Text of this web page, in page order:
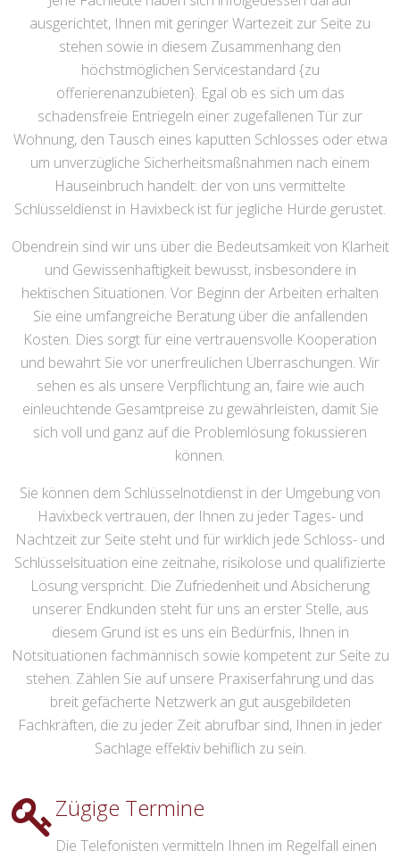
ausgerichtet, Ihnen mit geringer Wartezeit zur Seite zu
stehen sowie in diesem Zusammenhang den
höchstmöglichen Servicestandard {zu
offerierenanzubieten}. Egal ob es sich um das
schadensfreie Entriegeln einer zugefallenen Tür zur
Wohnung, den Tausch eines kaputten Schlosses oder etwa
um unverzügliche Sicherheitsmaßnahmen nach einem
Hauseinbruch handelt: der von uns vermittelte
Schlüsseldienst in Havixbeck ist für jegliche Hürde gerüstet.
Obendrein sind wir uns über die Bedeutsamkeit von Klarheit
und Gewissenhaftigkeit bewusst, insbesondere in
hektischen Situationen. Vor Beginn der Arbeiten erhalten
Sie eine umfangreiche Beratung über die anfallenden
Kosten. Dies sorgt für eine vertrauensvolle Kooperation
und bewahrt Sie vor unerfreulichen Überraschungen. Wir
sehen es als unsere Verpflichtung an, faire wie auch
einleuchtende Gesamtpreise zu gewährleisten, damit Sie
sich voll und ganz auf die Problemlösung fokussieren
können.
Sie können dem Schlüsselnotdienst in der Umgebung von
Havixbeck vertrauen, der Ihnen zu jeder Tages- und
Nachtzeit zur Seite steht und für wirklich jede Schloss- und
Schlüsselsituation eine zeitnahe, risikolose und qualifizierte
Lösung verspricht. Die Zufriedenheit und Absicherung
unserer Endkunden steht für uns an erster Stelle, aus
diesem Grund ist es uns ein Bedürfnis, Ihnen in
Notsituationen fachmännisch sowie kompetent zur Seite zu
stehen. Zählen Sie auf unsere Praxiserfahrung und das
breit gefächerte Netzwerk an gut ausgebildeten
Fachkräften, die zu jeder Zeit abrufbar sind, Ihnen in jeder
Sachlage effektiv behiflich zu sein.
Zügige Termine
Die Telefonisten vermitteln Ihnen im Regelfall einen